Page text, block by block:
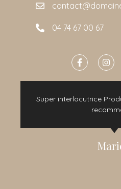
04 74 67 00 67
Super interlocutrice